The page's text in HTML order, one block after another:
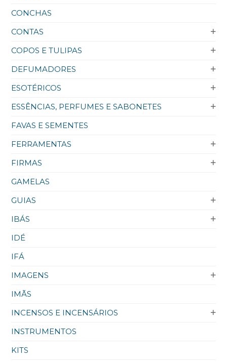
CONCHAS
CONTAS
COPOS E TULIPAS
DEFUMADORES
ESOTÉRICOS
ESSÊNCIAS, PERFUMES E SABONETES
FAVAS E SEMENTES
FERRAMENTAS
FIRMAS
GAMELAS
GUIAS
IBÁS
IDÉ
IFÁ
IMAGENS
IMÃS
INCENSOS E INCENSÁRIOS
INSTRUMENTOS
KITS